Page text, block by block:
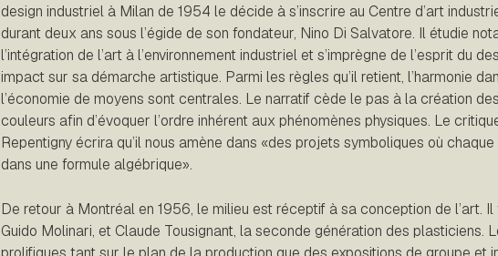
design industriel à Milan de 1954 le décide à s’inscrire au Centre d’art
durant deux ans sous l’égide de son fondateur, Nino Di Salvatore. Il étudie
l’intégration de l’art à l’environnement industriel et s’imprègne de l’esprit du
impact sur sa démarche artistique. Parmi les règles qu’il retient, l’harmonie
l’économie de moyens sont centrales. Le narratif cède le pas à la création
couleurs afin d’évoquer l’ordre inhérent aux phénomènes physiques. Le
Repentigny écrira qu’il nous amène dans «des projets symboliques où
dans une formule algébrique».
De retour à Montréal en 1956, le milieu est réceptif à sa conception de l’art.
Guido Molinari, et Claude Tousignant, la seconde génération des plasticiens.